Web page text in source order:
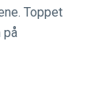
Toppet
på